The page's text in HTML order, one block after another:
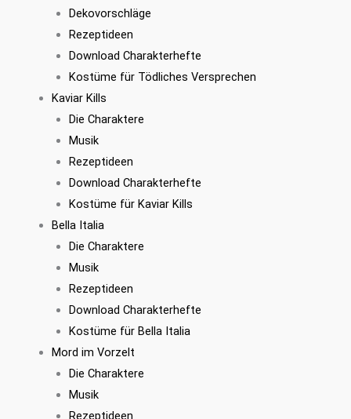
Dekovorschläge
Rezeptideen
Download Charakterhefte
Kostüme für Tödliches Versprechen
Kaviar Kills
Die Charaktere
Musik
Rezeptideen
Download Charakterhefte
Kostüme für Kaviar Kills
Bella Italia
Die Charaktere
Musik
Rezeptideen
Download Charakterhefte
Kostüme für Bella Italia
Mord im Vorzelt
Die Charaktere
Musik
Rezeptideen